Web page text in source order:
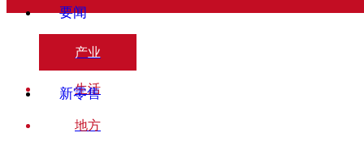
要闻
新零售
产业
生活
地方